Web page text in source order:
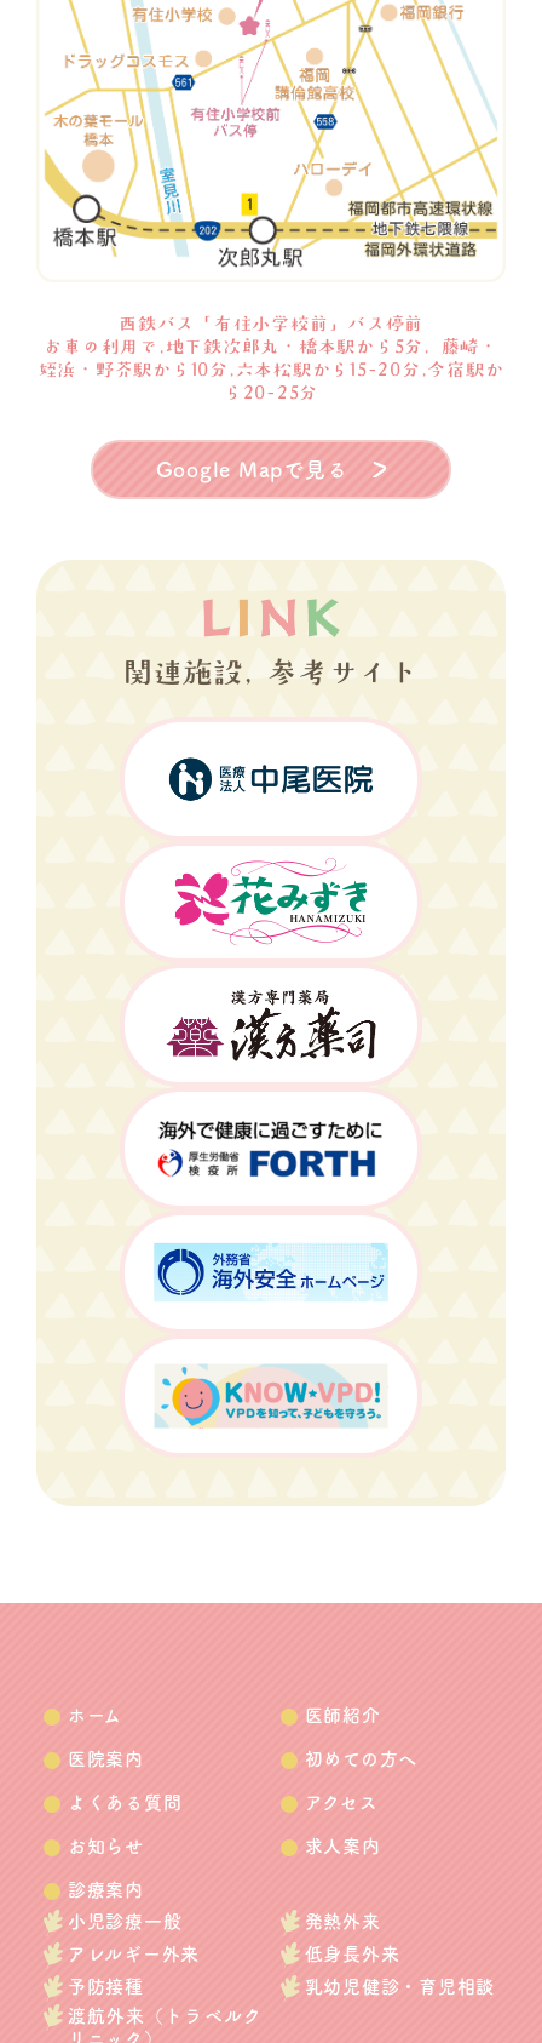
西鉄バス「有住小学校前」バス停前
お車の利用で,地下鉄次郎丸・橋本駅から5分, 藤崎・
姪浜・野芥駅から10分,六本松駅から15-20分,今宿駅か
ら20-25分
Google Mapで見る
関連施設, 参考サイト
ホーム 医師紹介
医院案内 初めての方へ
よくある質問 アクセス
お知らせ 求人案内
診療案内
小児診療一般
発熱外来
アレルギー外来
低身長外来
予防接種
乳幼児健診・育児相談
渡航外来（トラベルク
リニック）